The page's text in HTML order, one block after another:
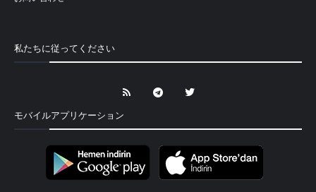
私たちに従ってください
モバイルアプリケーション